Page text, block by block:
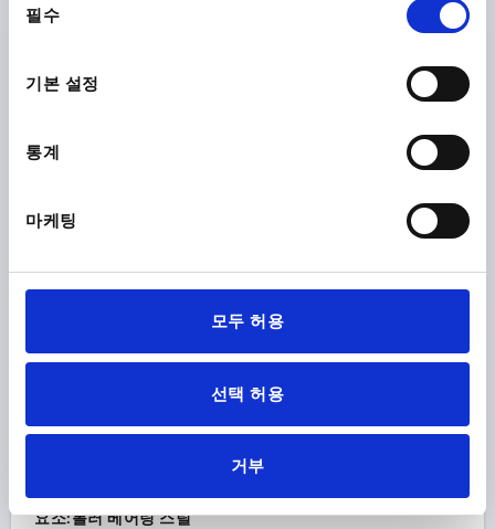
필수
기본 설정
통계
마케팅
모두 허용
선택 허용
거부
버전 2=우나사
L=22
L1=16
부하 등급 동적 KN=32
배송비 별도
세부 사항
K0719
로드 엔드 DIN ISO 12240-4 슬라이딩 베어링 있음,
M12X1,25 오른손잡이 나사, D=12, 쾌삭강 광택 처리, 구성
요소:롤러 베어링 스틸